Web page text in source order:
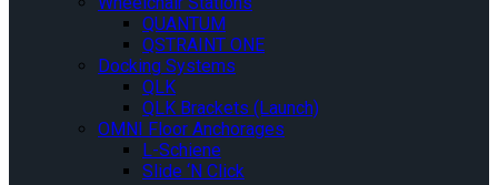
QUANTUM
QSTRAINT ONE
Docking Systems
QLK
QLK Brackets (Launch)
OMNI Floor Anchorages
L-Schiene
Slide ‘N Click